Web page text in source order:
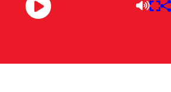
la APP